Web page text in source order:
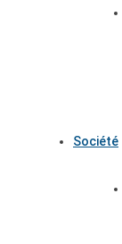
Société